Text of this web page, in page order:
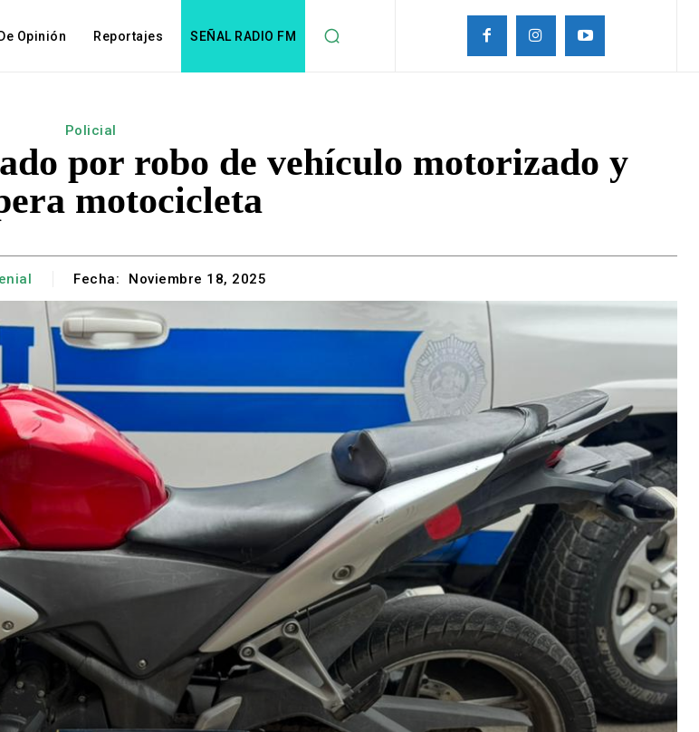
Opinión Reportajes SEÑAL RADIO FM
Policial
por robo de vehículo motorizado y
motocicleta
Fecha: Noviembre 18, 2025